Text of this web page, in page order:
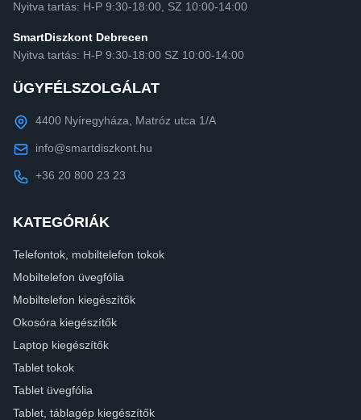
Nyitva tartás: H-P 9:30-18:00, SZ 10:00-14:00
SmartDiszkont Debrecen
Nyitva tartás: H-P 9:30-18:00 SZ 10:00-14:00
ÜGYFÉLSZOLGÁLAT
4400 Nyíregyháza, Matróz utca 1/A
info@smartdiszkont.hu
+36 20 800 23 23
KATEGÓRIÁK
Telefontok, mobiltelefon tokok
Mobiltelefon üvegfólia
Mobiltelefon kiegészítők
Okosóra kiegészítők
Laptop kiegészítők
Tablet tokok
Tablet üvegfólia
Tablet, táblagép kiegészítők